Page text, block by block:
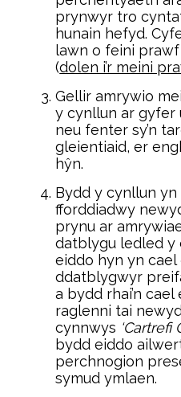
prynwyr tro
hunain hefyd.
lawn o feini
(dolen i’r meini
Gellir amrywio
y cynllun ar
neu fenter sy’n
gleientiaid, er
hŷn.
Bydd y cynllun
fforddiadwy
prynu ar
datblygu ledled y
eiddo hyn yn cael
ddatblygwyr
a bydd rhai’n
raglenni tai
cynnwys ‘Cartrefi
bydd eiddo
perchnogion
symud ymlaen.